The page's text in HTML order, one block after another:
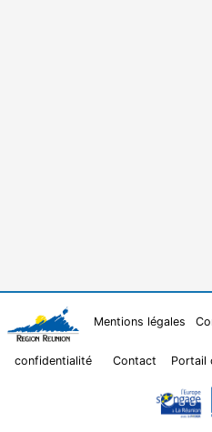
Mentions légales
confidentialité Contact Portail